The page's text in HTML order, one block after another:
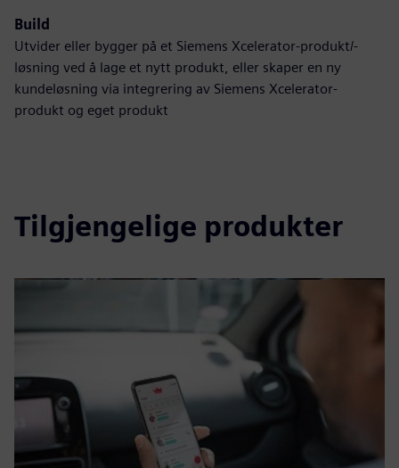
Build
Utvider eller bygger på et Siemens Xcelerator-produkt/-
løsning ved å lage et nytt produkt, eller skaper en ny
kundeløsning via integrering av Siemens Xcelerator-
produkt og eget produkt
Tilgjengelige produkter